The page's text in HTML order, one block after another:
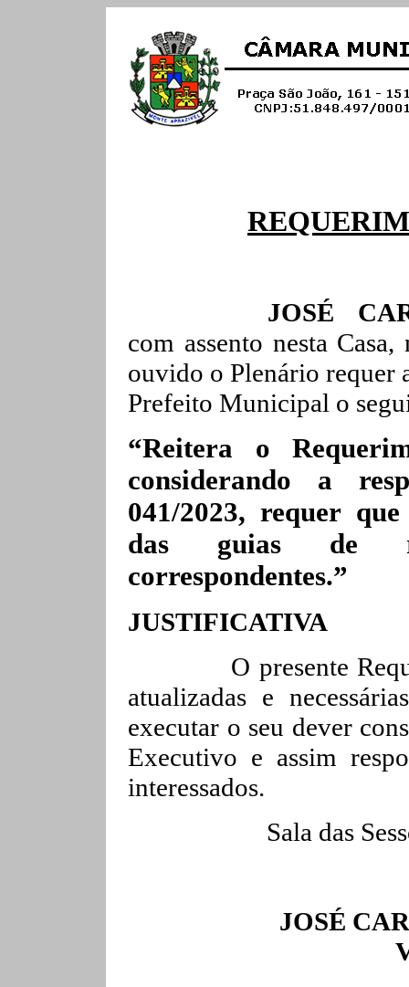
JOSÉ
com assento nesta
ouvido o Plenário requer
Prefeito Municipal o
“Reitera o
considerando a
041/2023, requer
das guias de
correspondentes.”
JUSTIFICATIVA
O presente
atualizadas e
executar o seu dever
Executivo e assim
interessados.
Sala das
JOSÉ